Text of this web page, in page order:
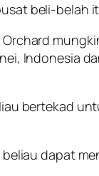
beli-belah
Orchard
Indonesia
bertekad
dapat